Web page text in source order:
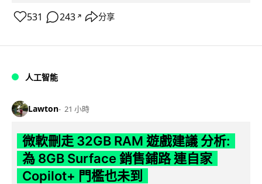
531 243 ↗ 分享
人工智能
Lawton 21 小時
微軟刪走 32GB RAM 遊戲建議 分析:
為 8GB Surface 銷售鋪路 連自家
Copilot+ 門檻也未到